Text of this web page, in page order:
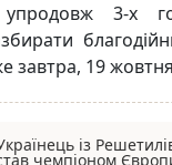
3-х
завтра, 19
із
чемпіоном